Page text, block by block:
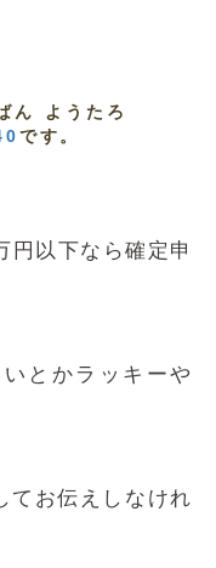
ん ようたろ
です。
円以下なら確定申
とかラッキーや
てお伝えしなけれ